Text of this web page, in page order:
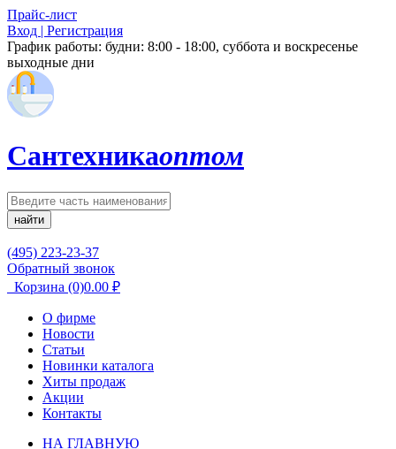
Прайс-лист
Вход | Регистрация
График работы: будни: 8:00 - 18:00, суббота и воскресенье
выходные дни
Сантехникаоптом
найти
(495) 223-23-37
Обратный звонок
Корзина (0)0.00 ₽
О фирме
Новости
Статьи
Новинки каталога
Хиты продаж
Акции
Контакты
НА ГЛАВНУЮ